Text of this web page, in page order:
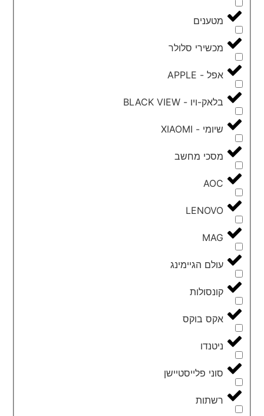
מטענים
מכשירי סלולר
אפל - APPLE
בלאק-ויו - BLACK VIEW
שיומי - XIAOMI
מסכי מחשב
AOC
LENOVO
MAG
עולם הגיימינג
קונסולות
אקס בוקס
ניטנדו
סוני פלייסטיישן
רשתות